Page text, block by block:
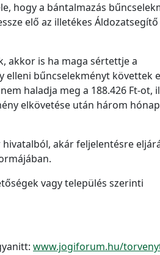
hogy a bántalmazás
elő az illetékes Áldozatsegítő
akkor is ha maga sértettje a
elleni bűncselekményt követtek
haladja meg a 188.426 Ft-ot,
elkövetése után három
akár feljelentésre
vagy település szerinti
www.jogiforum.hu/